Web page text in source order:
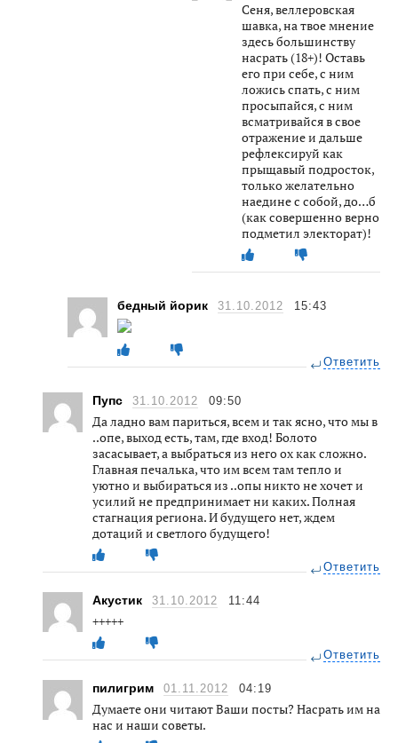
Сеня, веллеровская
шавка, на твое мнение
здесь большинству
насрать (18+)! Оставь
его при себе, с ним
ложись спать, с ним
просыпайся, с ним
всматривайся в свое
отражение и дальше
рефлексируй как
прыщавый подросток,
только желательно
наедине с собой, до…б
(как совершенно верно
подметил электорат)!
бедный йорик 31.10.2012 15:43
Ответить
Пупс 31.10.2012 09:50
Да ладно вам париться, всем и так ясно, что мы в
..опе, выход есть, там, где вход! Болото
засасывает, а выбраться из него ох как сложно.
Главная печалька, что им всем там тепло и
уютно и выбираться из ..опы никто не хочет и
усилий не предпринимает ни каких. Полная
стагнация региона. И будущего нет, ждем
дотаций и светлого будущего!
Ответить
Акустик 31.10.2012 11:44
+++++
Ответить
пилигрим 01.11.2012 04:19
Думаете они читают Ваши посты? Насрать им на
нас и наши советы.